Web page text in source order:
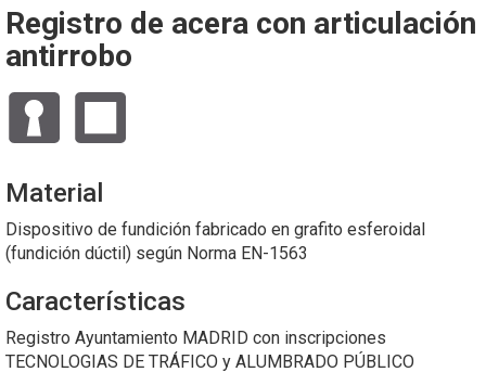
Registro de acera con articulación
antirrobo
Material
Dispositivo de fundición fabricado en grafito esferoidal
(fundición dúctil) según Norma EN-1563
Características
Registro Ayuntamiento MADRID con inscripciones
TECNOLOGIAS DE TRÁFICO y ALUMBRADO PÚBLICO